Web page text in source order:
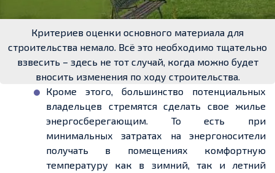
Критериев оценки основного материала для
строительства немало. Всё это необходимо тщательно
взвесить – здесь не тот случай, когда можно будет
вносить изменения по ходу строительства.
Кроме этого, большинство потенциальных
владельцев стремятся сделать свое жилье
энергосберегающим. То есть при
минимальных затратах на энергоносители
получать в помещениях комфортную
температуру как в зимний, так и летний